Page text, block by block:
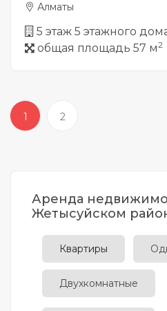
Алматы
5 этаж 5 этажного
общая площадь 57 м2
1 2
Аренда
Жетысуйском
Квартиры
Двухкомнатные